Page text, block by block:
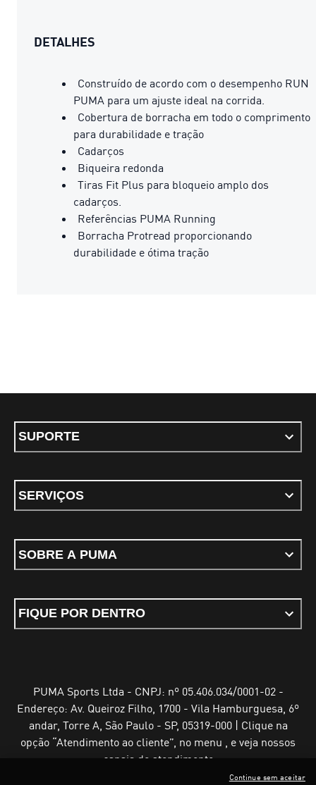
DETALHES
Construído de acordo com o desempenho RUN
PUMA para um ajuste ideal na corrida.
Cobertura de borracha em todo o comprimento
para durabilidade e tração
Cadarços
Biqueira redonda
Tiras Fit Plus para bloqueio amplo dos
cadarços.
Referências PUMA Running
Borracha Protread proporcionando
durabilidade e ótima tração
SUPORTE
SERVIÇOS
SOBRE A PUMA
FIQUE POR DENTRO
PUMA Sports Ltda - CNPJ: nº 05.406.034/0001-02 -
Endereço: Av. Queiroz Filho, 1700 - Vila Hamburguesa, 6º
andar, Torre A, São Paulo - SP, 05319-000 | Clique na
opção “Atendimento ao cliente”, no menu , e veja nossos
canais de atendimento
Continue sem aceitar